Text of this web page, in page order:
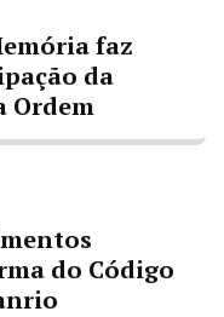
faz
da
Ordem
do Código